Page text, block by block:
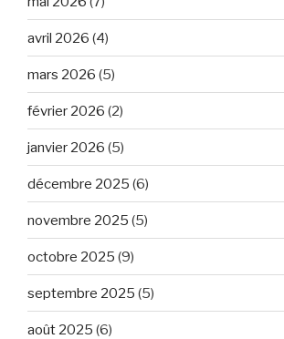
avril 2026 (4)
mars 2026 (5)
février 2026 (2)
janvier 2026 (5)
décembre 2025 (6)
novembre 2025 (5)
octobre 2025 (9)
septembre 2025 (5)
août 2025 (6)